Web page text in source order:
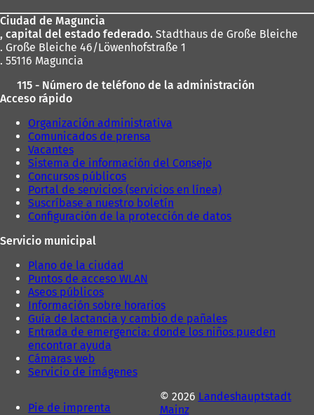
pies
Ciudad de Maguncia
, capital del estado federado. Stadthaus de Große Bleiche
. Große Bleiche 46/Löwenhofstraße 1
. 55116 Maguncia
115 - Número de teléfono de la administración
Acceso rápido
Organización administrativa
Comunicados de prensa
Vacantes
Sistema de información del Consejo
Concursos públicos
Portal de servicios (servicios en línea)
Suscríbase a nuestro boletín
Configuración de la protección de datos
Servicio municipal
Plano de la ciudad
Puntos de acceso WLAN
Aseos públicos
Información sobre horarios
Guía de lactancia y cambio de pañales
Entrada de emergencia: donde los niños pueden
encontrar ayuda
Cámaras web
Servicio de imágenes
Pie de imprenta
© 2026 Landeshauptstadt
Mainz